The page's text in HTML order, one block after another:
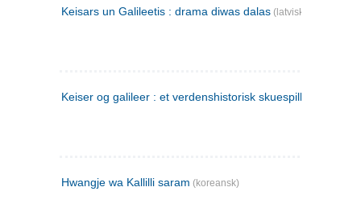
Keisars un Galileetis : drama diwas dalas (latvisk)
Keiser og galileer : et verdenshistorisk skuespill (1873)
Hwangje wa Kallilli saram (koreansk)